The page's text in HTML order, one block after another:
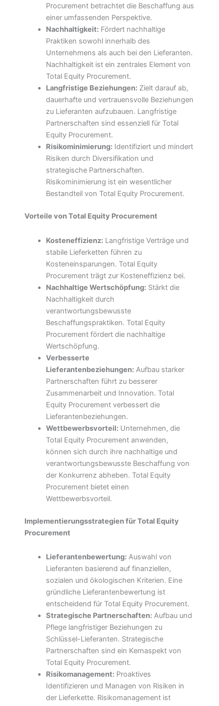
Procurement betrachtet die Beschaffung aus
einer umfassenden Perspektive.
Nachhaltigkeit:Fördert nachhaltige
Praktiken sowohl innerhalb des
Unternehmens als auch bei den Lieferanten.
Nachhaltigkeit ist ein zentrales Element von
Total Equity Procurement.
Langfristige Beziehungen:Zielt darauf ab,
dauerhafte und vertrauensvolle Beziehungen
zu Lieferanten aufzubauen. Langfristige
Partnerschaften sind essenziell für Total
Equity Procurement.
Risikominimierung:Identifiziert und mindert
Risiken durch Diversifikation und
strategische Partnerschaften.
Risikominimierung ist ein wesentlicher
Bestandteil von Total Equity Procurement.
Vorteile von Total Equity Procurement
Kosteneffizienz:Langfristige Verträge und
stabile Lieferketten führen zu
Kosteneinsparungen. Total Equity
Procurement trägt zur Kosteneffizienz bei.
Nachhaltige Wertschöpfung:Stärkt die
Nachhaltigkeit durch
verantwortungsbewusste
Beschaffungspraktiken. Total Equity
Procurement fördert die nachhaltige
Wertschöpfung.
Verbesserte
Lieferantenbeziehungen:Aufbau starker
Partnerschaften führt zu besserer
Zusammenarbeit und Innovation. Total
Equity Procurement verbessert die
Lieferantenbeziehungen.
Wettbewerbsvorteil:Unternehmen, die
Total Equity Procurement anwenden,
können sich durch ihre nachhaltige und
verantwortungsbewusste Beschaffung von
der Konkurrenz abheben. Total Equity
Procurement bietet einen
Wettbewerbsvorteil.
Implementierungsstrategien für Total Equity
Procurement
Lieferantenbewertung:Auswahl von
Lieferanten basierend auf finanziellen,
sozialen und ökologischen Kriterien. Eine
gründliche Lieferantenbewertung ist
entscheidend für Total Equity Procurement.
Strategische Partnerschaften:Aufbau und
Pflege langfristiger Beziehungen zu
Schlüssel-Lieferanten. Strategische
Partnerschaften sind ein Kernaspekt von
Total Equity Procurement.
Risikomanagement:Proaktives
Identifizieren und Managen von Risiken in
der Lieferkette. Risikomanagement ist